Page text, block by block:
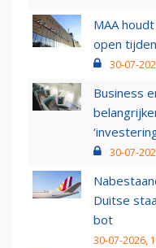
MAA
open
30-07-
Business
30-07-
Duitse
bot
30-07-2026,